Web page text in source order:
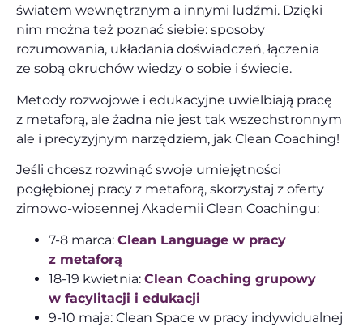
światem wewnętrznym a innymi ludźmi. Dzięki
nim można też poznać siebie: sposoby
rozumowania, układania doświadczeń, łączenia
ze sobą okruchów wiedzy o sobie i świecie.
Metody rozwojowe i edukacyjne uwielbiają pracę
z metaforą, ale żadna nie jest tak wszechstronnym
ale i precyzyjnym narzędziem, jak Clean Coaching!
Jeśli chcesz rozwinąć swoje umiejętności
pogłębionej pracy z metaforą, skorzystaj z oferty
zimowo-wiosennej Akademii Clean Coachingu:
7-8 marca: Clean Language w pracy
z metaforą
18-19 kwietnia: Clean Coaching grupowy
w facylitacji i edukacji
9-10 maja: Clean Space w pracy indywidualnej